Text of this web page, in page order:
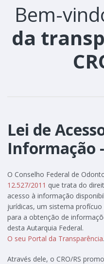
Bem-
da
Lei de
Informação
O Conselho Federal de
12.527/2011 que trata do
acesso à informação
jurídicas, um sistema
para a obtenção de
desta Autarquia Federal.
O seu Portal da Transparência.
Através dele, o CRO/RS